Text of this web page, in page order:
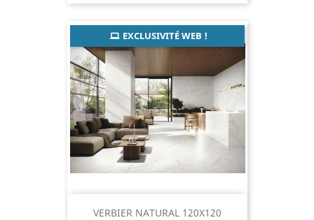
VERBIER NATURAL 120X120
EXCLUSIVITÉ WEB !